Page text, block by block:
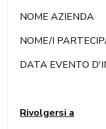
NOME AZIENDA
NOME/I
DATA EVENTO
Rivolgersi a